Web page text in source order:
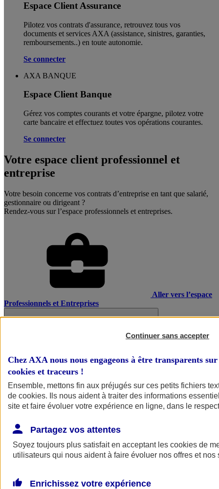
Espace Client Assurance
Pilotez vos contrats d'assurance, retrouvez tous vos
documents et services AXA (assistance, sinistres, garanties,
remboursements..) en toute autonomie. ​
Se connecter
AXA BANQUE
Espace Client Banque
Gérez vos comptes courants et votre épargne, pilotez votre
carte bancaire et effectuez toutes vos opérations courantes.
Se connecter
Votre espace client professionnel et
entreprise
Votre besoin concerne vos contrats d’entreprise en tant que salarié,
gestionnaire ou dirigeant ?
Rendez-vous sur l’espace professionnels et entreprises.
Aller vers l’espace
Professionnels et Entreprises
Continuer sans accepter
Chez AXA nous nous engageons à être transparents
cookies et traceurs !
Ensemble, mettons fin aux préjugés sur ces petits fichiers
de cookies. Ils nous aident à traiter des informations
site et faire évoluer votre expérience en ligne, dans le
Partagez vos attentes
Soyez toujours plus satisfait en acceptant les cookies de
utilisateurs qui nous aident à faire évoluer nos offres et nos
Enrichissez votre expérience